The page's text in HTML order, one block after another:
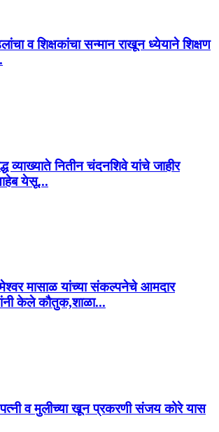
व शिक्षकांचा सन्मान राखून ध्येयाने शिक्षण
व्याख्याते नितीन चंदनशिवे यांचे जाहीर
येसू...
मासाळ यांच्या संकल्पनेचे आमदार
केले कौतुक,शाळा...
व मुलीच्या खून प्रकरणी संजय कोरे यास